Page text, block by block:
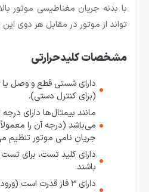
با بدنه جریان مغناطیسی موتور
تواند از موتور در مقابل هر دوی
مشخصات کلیدحرارتی
(برای کنترل دستی).
مانند بیمتال‌ها دارای
جریان نامی موتور تنظیم
دارای کلید تست، برای
باشند.
دارای ۳ فاز قدرت است